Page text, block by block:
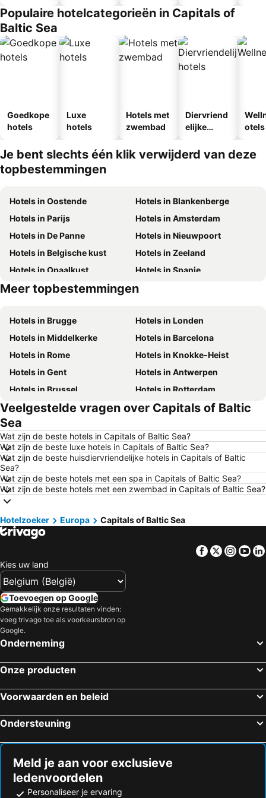
Populaire hotelcategorieën in Capitals of
Baltic Sea
Goedkope
hotels
Luxe
hotels
Hotels met
zwembad
Diervriend
elijke
otels
Je bent slechts één klik verwijderd van deze
topbestemmingen
Hotels in Oostende
Hotels in Blankenberge
Hotels in Parijs
Hotels in Amsterdam
Hotels in De Panne
Hotels in Nieuwpoort
Hotels in Belgische kust
Hotels in Zeeland
Hotels in Opaalkust
Hotels in Spanje
Hotels in Tenerife
Hotels in Ibiza
Meer topbestemmingen
Hotels in Brugge
Hotels in Londen
Hotels in Middelkerke
Hotels in Barcelona
Hotels in Rome
Hotels in Knokke-Heist
Hotels in Gent
Hotels in Antwerpen
Hotels in Brussel
Hotels in Rotterdam
Hotels in Maastricht
Hotels in Durbuy
Hotels in Hasselt
Hotels in Boulogne-sur-Mer
Hotels in De Haan
Hotels in Le Touquet-Paris-Plage
Hotels in Duinkerke
Hotels in Málaga
Hotels in België
Hotels in Belgische Ardennen
Hotels in Frankrijk
Hotels in Italië
Hotels in Normandië
Hotels in Griekenland
Hotels in Rhodos
Hotels in Gardameer
Hotels in Bretagne
Hotels in Sicilië
Hotels in Gran Canaria
Veelgestelde vragen over Capitals of Baltic
Sea
Wat zijn de beste hotels in Capitals of Baltic Sea?
Wat zijn de beste luxe hotels in Capitals of Baltic Sea?
Wat zijn de beste huisdiervriendelijke hotels in Capitals of Baltic
Sea?
Wat zijn de beste hotels met een spa in Capitals of Baltic Sea?
Wat zijn de beste hotels met een zwembad in Capitals of Baltic Sea?
Hotelzoeker Europa Capitals of Baltic Sea
Facebook
Twitter
Kies uw land
Toevoegen op Google
Gemakkelijk onze resultaten vinden:
voeg trivago toe als voorkeursbron op
Google.
Onderneming
Onze producten
Voorwaarden en beleid
Ondersteuning
Meld je aan voor exclusieve
ledenvoordelen
Personaliseer je ervaring